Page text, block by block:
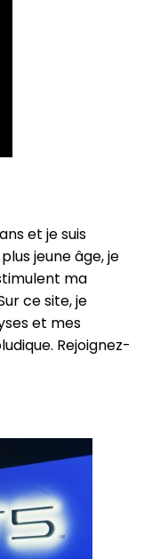
et je suis
jeune âge, je
ma
ce site, je
et mes
Rejoignez-